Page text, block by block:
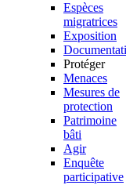
Espèces
migratrices
Exposition
Protéger
Menaces
Mesures de
protection
Patrimoine
bâti
Agir
Enquête
participative